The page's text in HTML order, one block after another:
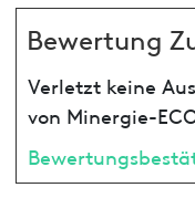
Bewertung
Verletzt keine
von Minergie-